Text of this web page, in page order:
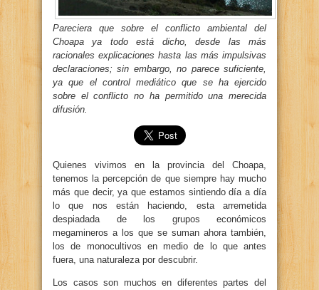
Pareciera que sobre el conflicto ambiental del
Choapa ya todo está dicho, desde las más
racionales explicaciones hasta las más impulsivas
declaraciones; sin embargo, no parece suficiente,
ya que el control mediático que se ha ejercido
sobre el conflicto no ha permitido una merecida
difusión.
Quienes vivimos en la provincia del Choapa,
tenemos la percepción de que siempre hay mucho
más que decir, ya que estamos sintiendo día a día
lo que nos están haciendo, esta arremetida
despiadada de los grupos económicos
megamineros a los que se suman ahora también,
los de monocultivos en medio de lo que antes
fuera, una naturaleza por descubrir.
Los casos son muchos en diferentes partes del